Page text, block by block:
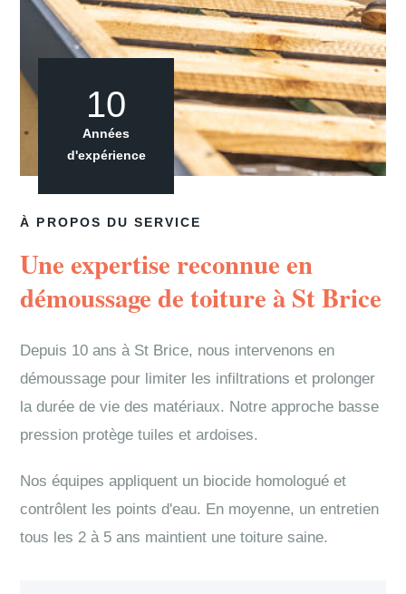
À PROPOS DU SERVICE
Une expertise reconnue en
démoussage de toiture à St Brice
Depuis 10 ans à St Brice, nous intervenons en
démoussage pour limiter les infiltrations et prolonger
la durée de vie des matériaux. Notre approche basse
pression protège tuiles et ardoises.
Nos équipes appliquent un biocide homologué et
contrôlent les points d'eau. En moyenne, un entretien
tous les 2 à 5 ans maintient une toiture saine.
10
Années
d'expérience